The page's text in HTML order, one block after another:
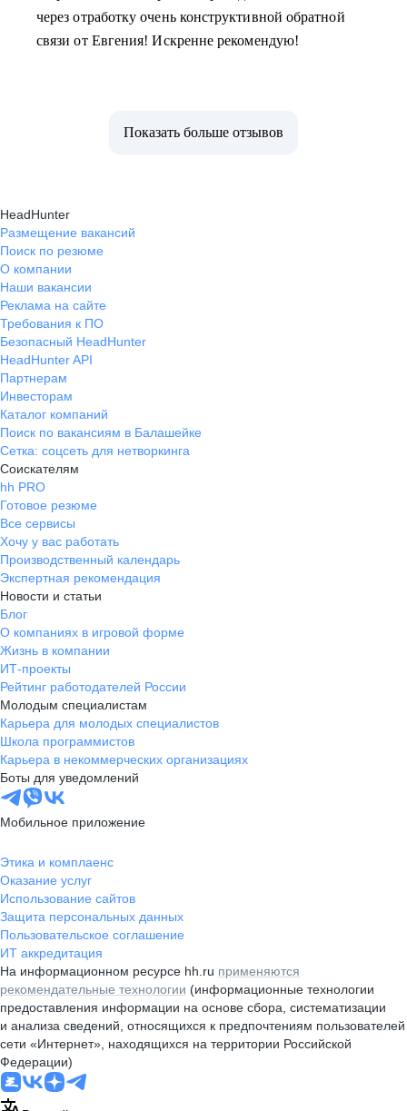
через отработку очень конструктивной обратной
связи от Евгения! Искренне рекомендую!
Показать больше отзывов
HeadHunter
Размещение вакансий
Поиск по резюме
О компании
Наши вакансии
Реклама на сайте
Требования к ПО
Безопасный HeadHunter
HeadHunter API
Партнерам
Инвесторам
Каталог компаний
Поиск по вакансиям в Балашейке
Сетка: соцсеть для нетворкинга
Соискателям
hh PRO
Готовое резюме
Все сервисы
Хочу у вас работать
Производственный календарь
Экспертная рекомендация
Новости и статьи
Блог
О компаниях в игровой форме
Жизнь в компании
ИТ-проекты
Рейтинг работодателей России
Молодым специалистам
Карьера для молодых специалистов
Школа программистов
Карьера в некоммерческих организациях
Боты для уведомлений
Мобильное приложение
Этика и комплаенс
Оказание услуг
Использование сайтов
Защита персональных данных
Пользовательское соглашение
ИТ аккредитация
На информационном ресурсе hh.ru применяются
рекомендательные технологии (информационные технологии
предоставления информации на основе сбора, систематизации
и анализа сведений, относящихся к предпочтениям пользователей
сети «Интернет», находящихся на территории Российской
Федерации)